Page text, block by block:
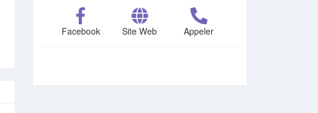
Facebook Site Web Appeler